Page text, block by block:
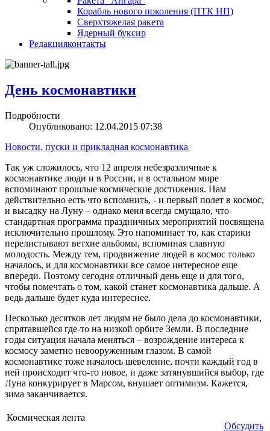
Корабль нового поколения (ПТК НП)
Сверхтяжелая ракета
Ядерный буксир
Редакцияконтакты
День космонавтики
Подробности
Опубликовано: 12.04.2015 07:38
Новости, пуски и прикладная космонавтика
Так уж сложилось, что 12 апреля небезразличные к
космонавтике люди и в России, и в остальном мире
вспоминают прошлые космические достижения. Нам
действительно есть что вспомнить, - и первый полет в космос,
и высадку на Луну – однако меня всегда смущало, что
стандартная программа праздничных мероприятий посвящена
исключительно прошлому. Это напоминает то, как старики
перелистывают ветхие альбомы, вспоминая славную
молодость. Между тем, продвижение людей в космос только
началось, и для космонавтики все самое интересное еще
впереди. Поэтому сегодня отличный день еще и для того,
чтобы помечтать о том, какой станет космонавтика дальше. А
ведь дальше будет куда интереснее.
Несколько десятков лет людям не было дела до космонавтики,
спрятавшейся где-то на низкой орбите Земли. В последние
годы ситуация начала меняться – возрождение интереса к
космосу заметно невооруженным глазом. В самой
космонавтике тоже началось шевеление, почти каждый год в
ней происходит что-то новое, и даже затянувшийся выбор, где
Луна конкурирует в Марсом, внушает оптимизм. Кажется,
зима заканчивается.
Космическая лента
Обсудить